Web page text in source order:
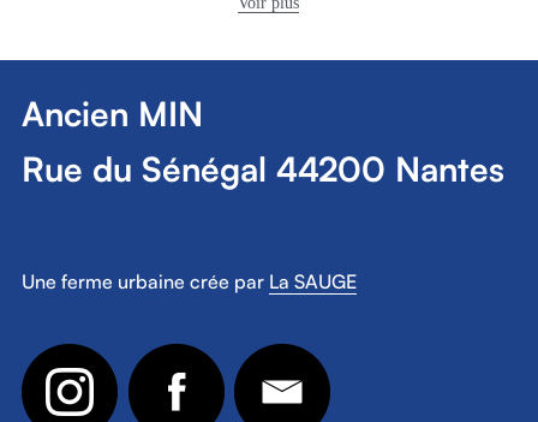
Ancien MIN
Rue du Sénégal 44200 Nantes
Une ferme urbaine crée par La SAUGE